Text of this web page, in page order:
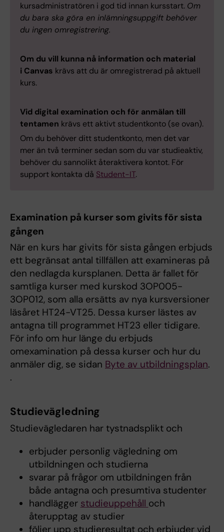
kursadministratören i god tid innan kursstart. Om
du bara ska göra en inlämningsuppgift behöver
du ingen omregistrering.
Om du vill kunna nå information och material
i Canvas krävs att du är omregistrerad på aktuell
kurs.
Vid digital examination och för anmälan till
tentamen krävs ett aktivt studentkonto (se ovan).
Om du behöver ditt studentkonto, men det var
mer än två terminer sedan som du var studieaktiv,
behöver du sannolikt återaktivera kontot. För
support kontakta då Student-IT.
Examination på kurser som givits för sista
gången
När en kurs har givits för sista gången erbjuds
ett begränsat antal tillfällen att examineras på
den nedlagda kursplanen. Detta är fallet för
samtliga kurser med kurskod 3OP005-
3OP012, som alla ersätts av nya kursversioner
läsåret HT24-VT25. Dessa kurser lästes av
antagna till programmet HT23 eller tidigare.
För info om hur länge du erbjuds
omexamination på dessa kurser och hur du
anmäler dig, se sidan Byte av utbildningsplan.
.
Studievägledning
Studievägledaren har tystnadsplikt och
erbjuder personlig vägledning om
utbildningen och studierna
svarar på frågor om utbildningen från
både antagna och presumtiva studenter
handlägger studieuppehåll och
återupptag av studier
följer upp studieresultat och erbjuder vid